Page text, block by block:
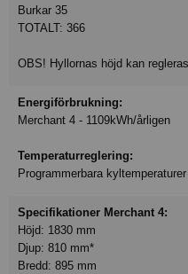
Burkar 35
TOTALT: 366
OBS! Hyllornas höjd kan regleras
Energiförbrukning:
Merchant 4 - 1109kWh/årligen
Temperaturreglering:
Programmerbara
Specifikationer Merchant 4:
Höjd: 1830 mm
Djup: 810 mm*
Bredd: 895 mm